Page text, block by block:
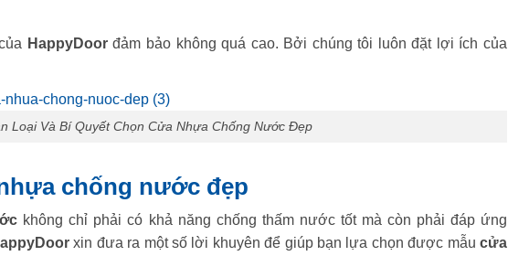
HappyDoorđảm bảo không quá cao. Bởi chúng tôi luôn đặt lợi ích của
Loại Và Bí Quyết Chọn Cửa Nhựa Chống Nước Đẹp
chống nước đẹp
không chỉ phải có khả năng chống thấm nước tốt mà còn phải đáp ứng
xin đưa ra một số lời khuyên để giúp bạn lựa chọn được mẫucửa